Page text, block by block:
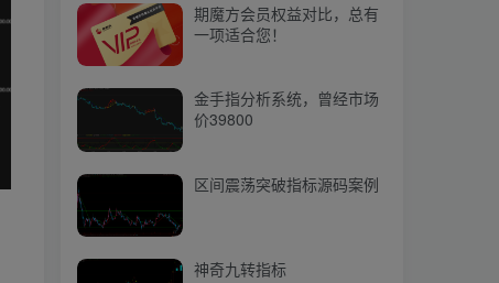
热门文章
1 【期魔方资讯】三大股指集体低开，贵金属持续走强
2 【期魔方资讯】氧化铝需求量明显增加，上行动力还有多少？
期魔方会员权益对比，总有
一项适合您！
金手指分析系统，曾经市场
价39800
区间震荡突破指标源码案例
神奇九转指标